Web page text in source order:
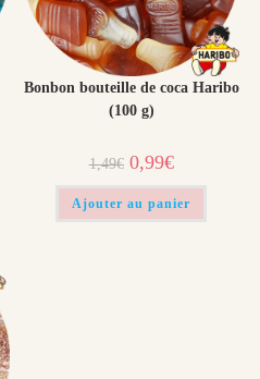
Bonbon bouteille de coca Haribo
(100 g)
1,49€ Le
prix
initial
était :
0,99€Le
prix
actuel
est :
Ajouter au panier